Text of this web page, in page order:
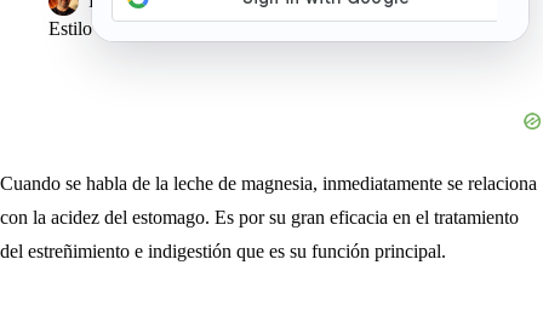
Estilo de Vida
Cuando se habla de la leche de magnesia, inmediatamente se relaciona
con la acidez del estomago. Es por su gran eficacia en el tratamiento
del estreñimiento e indigestión que es su función principal.